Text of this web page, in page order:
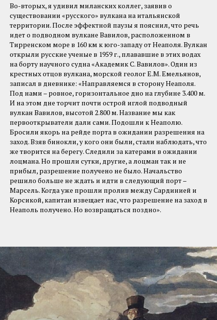
Во-вторых, я удивил миланских коллег, заявив о
существовании «русского» вулкана на итальянской
территории. После эффектной паузы я пояснил, что речь
идет о подводном вулкане Вавилов, расположенном в
Тирренском море в 160 км к юго-западу от Неаполя. Вулкан
открыли русские ученые в 1959 г., плававшие в этих водах
на борту научного судна «Академик С. Вавилов». Один из
крестных отцов вулкана, морской геолог Е.М. Емельянов,
записал в дневнике: «Направляемся в сторону Неаполя.
Под нами – ровное, горизонтальное дно на глубине 3.400 м.
И на этом дне торчит почти острой иглой подводный
вулкан Вавилов, высотой 2.800 м. Название мы как
первооткрыватели дали сами. Подошли к Неаполю.
Бросили якорь на рейде порта в ожидании разрешения на
заход. Взяв бинокли, у кого они были, стали наблюдать, что
же творится на берегу. Следили за катерами в ожидании
лоцмана. Но прошли сутки, другие, а лоцман так и не
прибыл, разрешение получено не было. Начальство
решило больше не ждать и идти в следующий порт –
Марсель. Когда уже прошли пролив между Сардинией и
Корсикой, капитан извещает нас, что разрешение на заход в
Неаполь получено. Но возвращаться поздно».